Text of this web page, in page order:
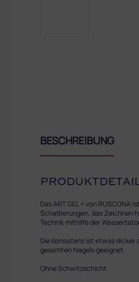
BESCHREIBUNG
Das ART GEL + von
Schattierungen, das Zeichnen
Technik mithilfe der
Die Konsistenz ist etwas dicker
gesamten Nagels geeignet.
Ohne Schwitzschicht.